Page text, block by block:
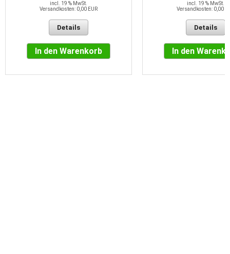
incl. 19 % MwSt.
Versandkosten: 0,00 EUR
Details
In den Warenkorb
incl. 19 % MwSt.
Versandkosten: 0,00
Details
In den